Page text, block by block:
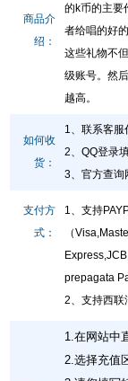
商品介
绍：
的k币的主要
者给唱的好
这些礼物不
级账号。然
越高。
如何收
货：
1、联系客服
2、QQ登录
3、官方查询
支付方
式：
1、支持
（
prepagata
2、支持西联
1.在网站中
2.选择充值